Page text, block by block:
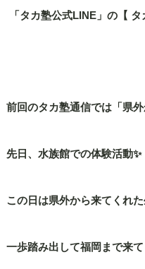
「タカ塾公式LINE」の【
前回のタカ塾通信では「県
先日、水族館での体験活動✨
この日は県外から来てくれ
一歩踏み出して福岡まで来